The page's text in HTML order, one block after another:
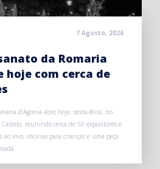
7 Agosto, 2026
da Romaria
hoje com cerca de
d’Agonia abre hoje, sexta-feira, no
reunindo cerca de 50 expositores e
vivo, oficinas para crianças e uma peça